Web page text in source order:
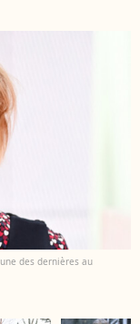
des dernières au